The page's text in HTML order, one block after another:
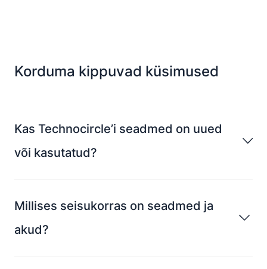
Korduma kippuvad küsimused
Kas Technocircle’i seadmed on uued
või kasutatud?
Millises seisukorras on seadmed ja
akud?